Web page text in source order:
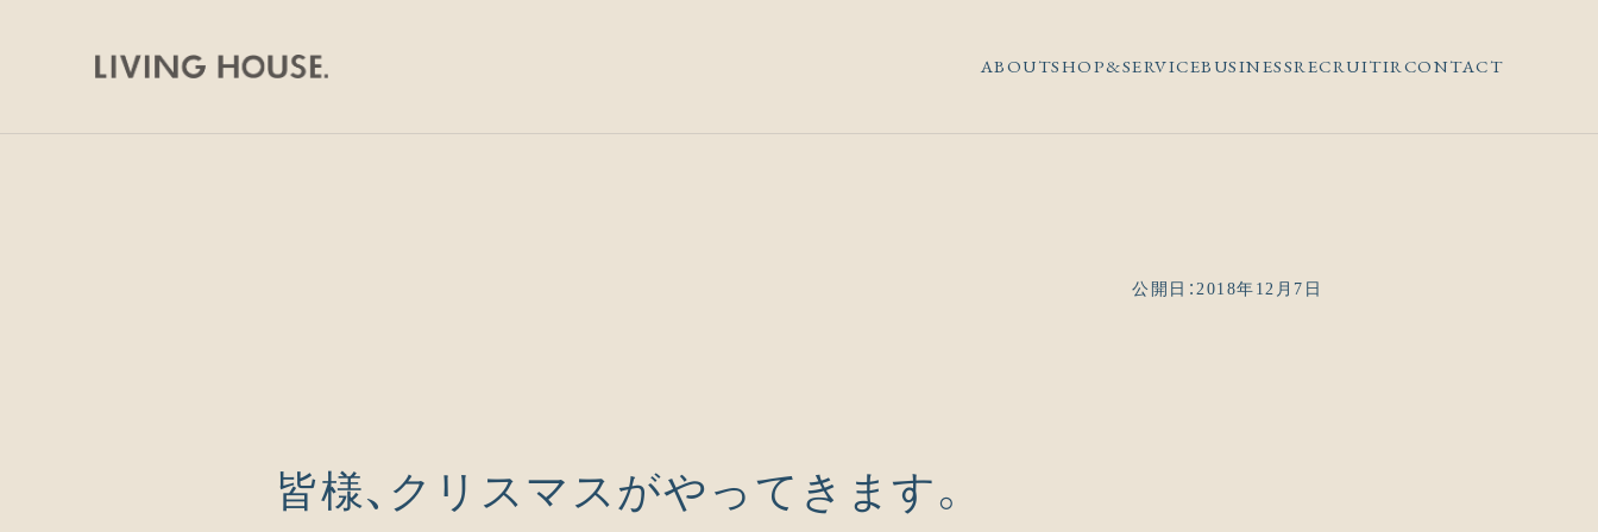
ABOUTSHOP&SERVICEBUSINESSRECRUITIRCONTACT
公開日：2018年12月7日
皆様、クリスマスがやってきます。